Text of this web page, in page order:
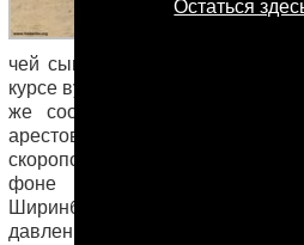
чей сын
курсе вуза в турецком городе
же сообщество земляков-
арестован и посажен в
скоропостижно скончался от
фоне случившегося с его
Ширинбая на его вдову и
давление со стороны властей